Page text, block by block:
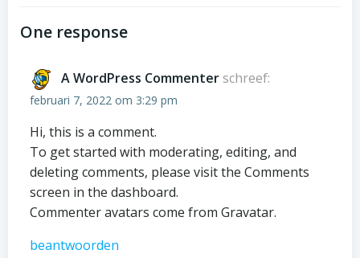
One response
A WordPress Commenter schreef:
februari 7, 2022 om 3:29 pm
Hi, this is a comment.
To get started with moderating, editing, and
deleting comments, please visit the Comments
screen in the dashboard.
Commenter avatars come from Gravatar.
beantwoorden